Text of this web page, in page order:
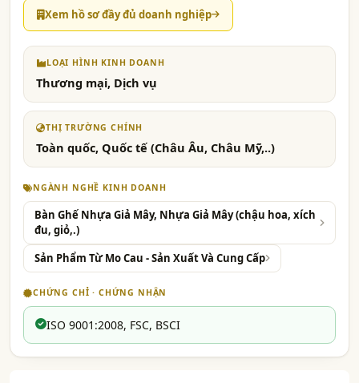
Xem hồ sơ đầy đủ doanh nghiệp
LOẠI HÌNH KINH DOANH
Thương mại, Dịch vụ
THỊ TRƯỜNG CHÍNH
Toàn quốc, Quốc tế (Châu Âu, Châu Mỹ,..)
NGÀNH NGHỀ KINH DOANH
Bàn Ghế Nhựa Giả Mây, Nhựa Giả Mây (chậu hoa, xích
đu, giỏ,.)
Sản Phẩm Từ Mo Cau - Sản Xuất Và Cung Cấp
CHỨNG CHỈ · CHỨNG NHẬN
ISO 9001:2008, FSC, BSCI